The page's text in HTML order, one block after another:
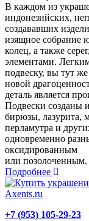
В каждом из
индонезийских,
создававших
изящное собрание
колец, а также
элементами.
подвеску, вы тут
новой
деталь является
Подвески созданы
бирюзы, лазурита,
перламутра и
одновременно
оксидированным
или позолоченным.
Подробнее
+7 (953) 105-29-23